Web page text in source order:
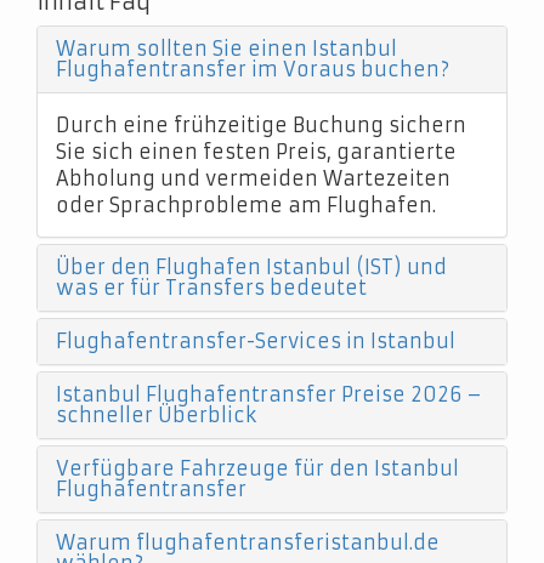
Warum sollten Sie einen Istanbul
Flughafentransfer im Voraus buchen?
Durch eine frühzeitige Buchung sichern
Sie sich einen festen Preis, garantierte
Abholung und vermeiden Wartezeiten
oder Sprachprobleme am Flughafen.
Über den Flughafen Istanbul (IST) und
was er für Transfers bedeutet
Flughafentransfer-Services in Istanbul
Istanbul Flughafentransfer Preise 2026 –
schneller Überblick
Verfügbare Fahrzeuge für den Istanbul
Flughafentransfer
Warum flughafentransferistanbul.de